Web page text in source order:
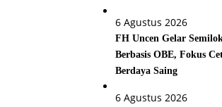
6 Agustus 2026
FH Uncen Gelar
Berbasis OBE, Fokus
Berdaya Saing
6 Agustus 2026